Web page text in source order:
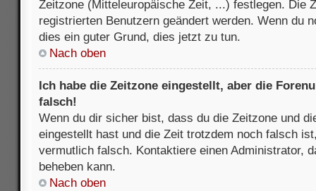
Zeitzone (Mitteleuropäische Zeit, ...) festlegen. Die
registrierten Benutzern geändert werden. Wenn du
dies ein guter Grund, dies jetzt zu tun.
Nach oben
Ich habe die Zeitzone eingestellt, aber die
falsch!
Wenn du dir sicher bist, dass du die Zeitzone und
eingestellt hast und die Zeit trotzdem noch falsch
vermutlich falsch. Kontaktiere einen Administrator,
beheben kann.
Nach oben